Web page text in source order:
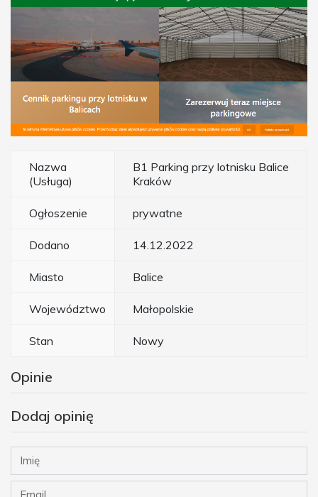
Nazwa
(Usługa)
B1 Parking przy lotnisku Balice
Kraków
Ogłoszenie prywatne
Dodano 14.12.2022
Miasto Balice
Województwo Małopolskie
Stan Nowy
Opinie
Dodaj opinię